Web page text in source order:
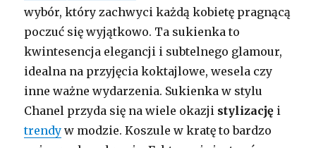
wybór, który zachwyci każdą kobietę pragnącą
poczuć się wyjątkowo. Ta sukienka to
kwintesencja elegancji i subtelnego glamour,
idealna na przyjęcia koktajlowe, wesela czy
inne ważne wydarzenia. Sukienka w stylu
Chanel przyda się na wiele okazji stylizację i
trendy w modzie. Koszule w kratę to bardzo